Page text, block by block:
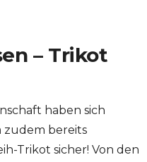
– Trikot
haben sich
zudem bereits
Trikot sicher! Von den